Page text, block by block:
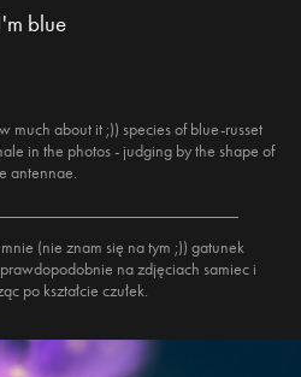
blue
much about it ;)) species of blue-russet
in the photos - judging by the shape of
antennae.
(nie znam się na tym ;)) gatunek
na zdjęciach samiec i
po kształcie czułek.